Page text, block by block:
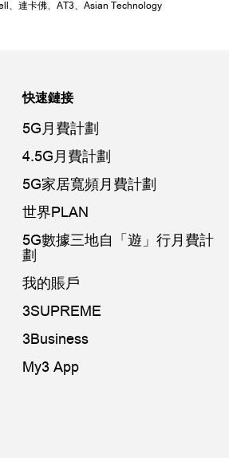
、連卡佛、AT3、Asian Technology
快速鏈接
5G月費計劃
4.5G月費計劃
5G家居寬頻月費計劃
世界PLAN
5G數據三地自「遊」行月費計
劃
我的賬戶
3SUPREME
3Business
My3 App